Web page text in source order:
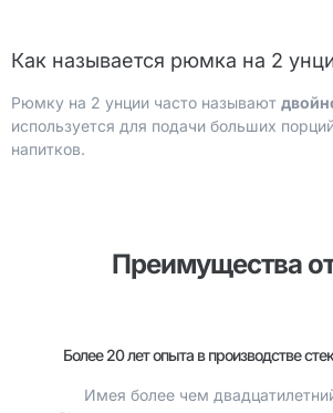
Как называется рюмка на 2
Рюмку на 2 унции часто называют
используется для подачи больших
напитков.
Преимущества
Более 20 лет опыта в производстве
Имея более чем